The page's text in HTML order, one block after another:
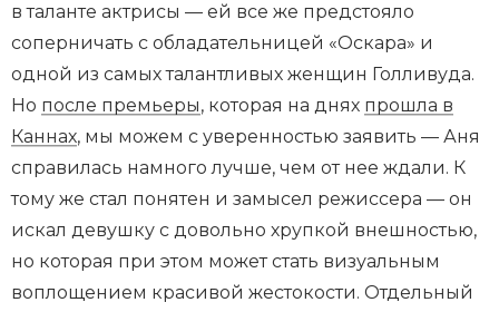
в таланте актрисы — ей все же предстояло
соперничать с обладательницей «Оскара» и
одной из самых талантливых женщин Голливуда.
Но после премьеры, которая на днях прошла в
Каннах, мы можем с уверенностью заявить — Аня
справилась намного лучше, чем от нее ждали. К
тому же стал понятен и замысел режиссера — он
искал девушку с довольно хрупкой внешностью,
но которая при этом может стать визуальным
воплощением красивой жестокости. Отдельный